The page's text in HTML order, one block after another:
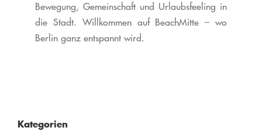
Bewegung, Gemeinschaft und Urlaubsfeeling in
die Stadt. Willkommen auf BeachMitte – wo
Berlin ganz entspannt wird.
Kategorien